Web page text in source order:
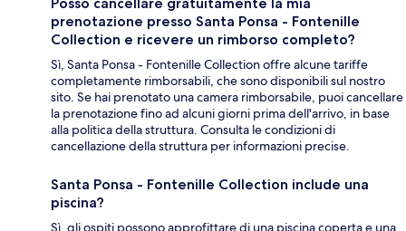
prenotazione presso Santa Ponsa - Fontenille
Collection e ricevere un rimborso completo?
Sì, Santa Ponsa - Fontenille Collection offre alcune tariffe
completamente rimborsabili, che sono disponibili sul nostro
sito. Se hai prenotato una camera rimborsabile, puoi cancellare
la prenotazione fino ad alcuni giorni prima dell'arrivo, in base
alla politica della struttura. Consulta le condizioni di
cancellazione della struttura per informazioni precise.
Santa Ponsa - Fontenille Collection include una
piscina?
Sì, gli ospiti possono approfittare di una piscina coperta e una